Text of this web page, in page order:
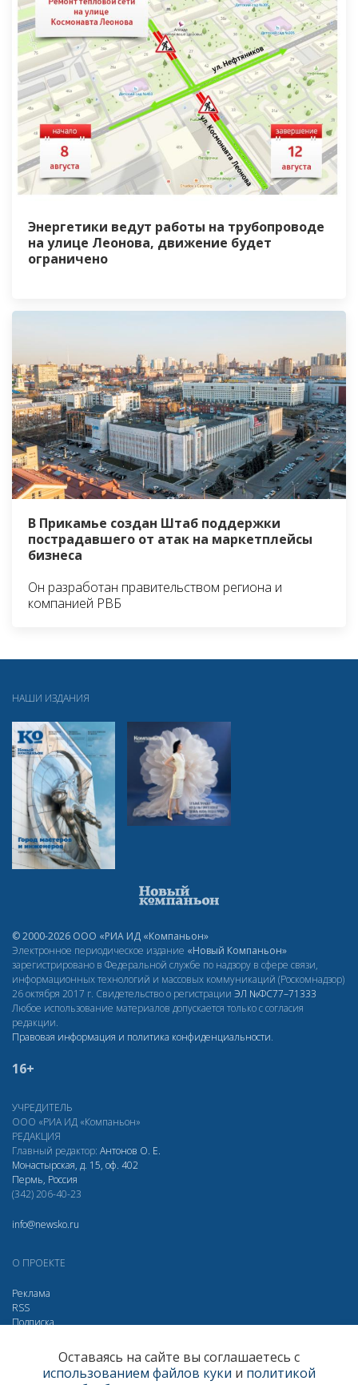
Энергетики ведут работы на трубопроводе
на улице Леонова, движение будет
ограничено
В Прикамье создан Штаб поддержки
пострадавшего от атак на маркетплейсы
бизнеса
Он разработан правительством региона и
компанией РВБ
НАШИ ИЗДАНИЯ
© 2000-2026 ООО «РИА ИД «Компаньон»
Электронное периодическое издание «Новый Компаньон»
зарегистрировано в Федеральной службе по надзору в сфере связи,
информационных технологий и массовых коммуникаций (Роскомнадзор)
26 октября 2017 г. Свидетельство о регистрации ЭЛ №ФС77–71333
Любое использование материалов допускается только с согласия
редакции.
Правовая информация и политика конфиденциальности.
16+
УЧРЕДИТЕЛЬ
ООО «РИА ИД «Компаньон»
РЕДАКЦИЯ
Главный редактор: Антонов О. Е.
Монастырская, д. 15, оф. 402
Пермь, Россия
(342) 206-40-23
info@newsko.ru
О ПРОЕКТЕ
Реклама
RSS
Подписка
Одноклассники
Яндекс.Метрика за 30 дней
Оставаясь на сайте вы соглашаетесь с
использованием файлов куки и политикой